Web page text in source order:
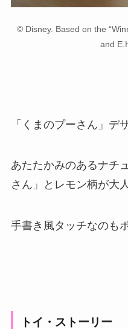
© Disney. Based on the
and
「くまのプーさん」デ
あたたかみのあるナチ
さん」とレモン柄が大
手書き風タッチなのも
トイ・ストーリー